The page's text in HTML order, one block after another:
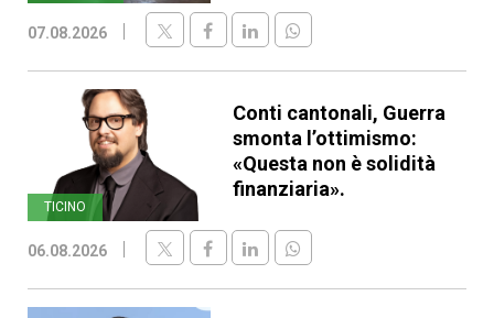
07.08.2026
TICINO
Conti cantonali, Guerra
smonta l’ottimismo:
«Questa non è solidità
finanziaria».
06.08.2026